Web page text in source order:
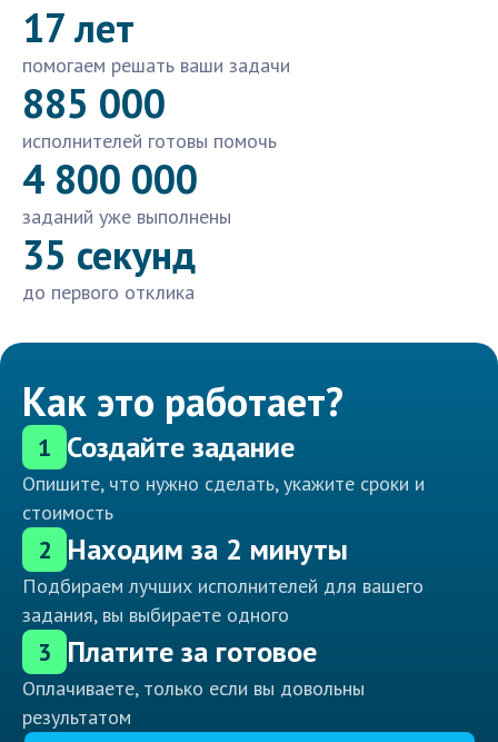
17 лет
помогаем решать ваши задачи
885 000
исполнителей готовы помочь
4 800 000
заданий уже выполнены
35 секунд
до первого отклика
Как это работает?
1 Создайте задание
Опишите, что нужно сделать, укажите сроки и
стоимость
2 Находим за 2 минуты
Подбираем лучших исполнителей для вашего
задания, вы выбираете одного
3 Платите за готовое
Оплачиваете, только если вы довольны
результатом